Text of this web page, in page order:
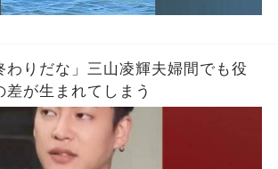
わりだな」三山凌輝夫婦間でも役
が生まれてしまう